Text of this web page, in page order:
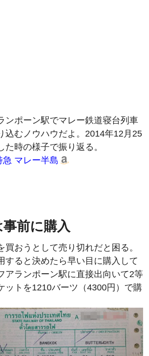
込むノウハウだよ。2014年12月25
た時の様子で振り返る。
急 マレー半島
前に購入
買おうとして売り切れだと困る。
すると決めたら早い目に購入して
アランポーン駅に直接出向いて2等
ットを1210バーツ（4300円）で購